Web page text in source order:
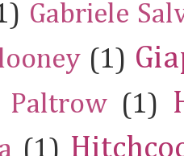
Gabriele
(1)
Paltrow (1)
(1)